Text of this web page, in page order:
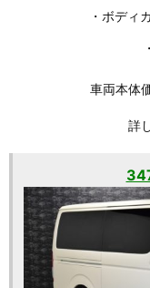
・ボディ
車両本体
詳